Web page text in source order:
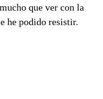
que ver con la
he podido resistir.